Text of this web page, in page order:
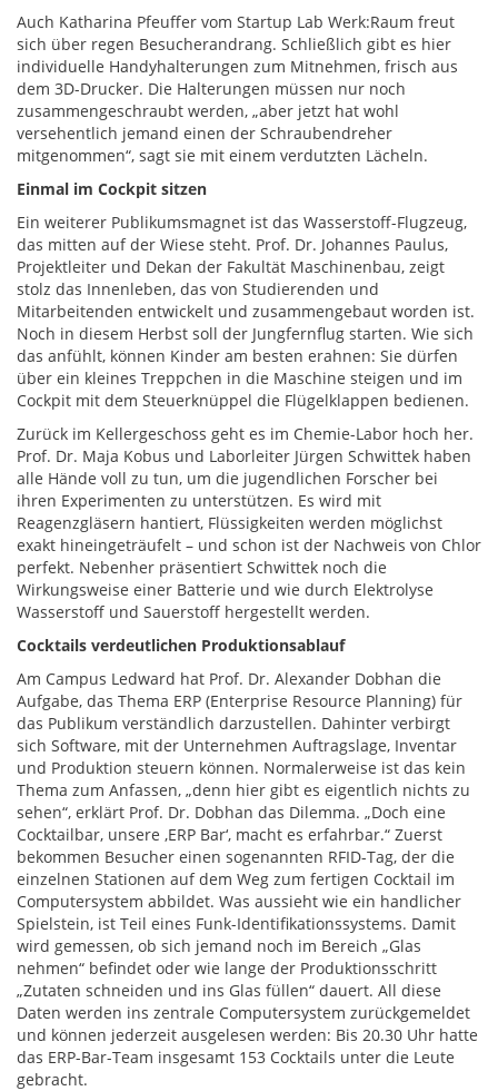
Auch Katharina Pfeuffer vom Startup Lab Werk:Raum freut
sich über regen Besucherandrang. Schließlich gibt es hier
individuelle Handyhalterungen zum Mitnehmen, frisch aus
dem 3D-Drucker. Die Halterungen müssen nur noch
zusammengeschraubt werden, „aber jetzt hat wohl
versehentlich jemand einen der Schraubendreher
mitgenommen“, sagt sie mit einem verdutzten Lächeln.
Einmal im Cockpit sitzen
Ein weiterer Publikumsmagnet ist das Wasserstoff-Flugzeug,
das mitten auf der Wiese steht. Prof. Dr. Johannes Paulus,
Projektleiter und Dekan der Fakultät Maschinenbau, zeigt
stolz das Innenleben, das von Studierenden und
Mitarbeitenden entwickelt und zusammengebaut worden ist.
Noch in diesem Herbst soll der Jungfernflug starten. Wie sich
das anfühlt, können Kinder am besten erahnen: Sie dürfen
über ein kleines Treppchen in die Maschine steigen und im
Cockpit mit dem Steuerknüppel die Flügelklappen bedienen.
Zurück im Kellergeschoss geht es im Chemie-Labor hoch her.
Prof. Dr. Maja Kobus und Laborleiter Jürgen Schwittek haben
alle Hände voll zu tun, um die jugendlichen Forscher bei
ihren Experimenten zu unterstützen. Es wird mit
Reagenzgläsern hantiert, Flüssigkeiten werden möglichst
exakt hineingeträufelt – und schon ist der Nachweis von Chlor
perfekt. Nebenher präsentiert Schwittek noch die
Wirkungsweise einer Batterie und wie durch Elektrolyse
Wasserstoff und Sauerstoff hergestellt werden.
Cocktails verdeutlichen Produktionsablauf
Am Campus Ledward hat Prof. Dr. Alexander Dobhan die
Aufgabe, das Thema ERP (Enterprise Resource Planning) für
das Publikum verständlich darzustellen. Dahinter verbirgt
sich Software, mit der Unternehmen Auftragslage, Inventar
und Produktion steuern können. Normalerweise ist das kein
Thema zum Anfassen, „denn hier gibt es eigentlich nichts zu
sehen“, erklärt Prof. Dr. Dobhan das Dilemma. „Doch eine
Cocktailbar, unsere ,ERP Bar‘, macht es erfahrbar.“ Zuerst
bekommen Besucher einen sogenannten RFID-Tag, der die
einzelnen Stationen auf dem Weg zum fertigen Cocktail im
Computersystem abbildet. Was aussieht wie ein handlicher
Spielstein, ist Teil eines Funk-Identifikationssystems. Damit
wird gemessen, ob sich jemand noch im Bereich „Glas
nehmen“ befindet oder wie lange der Produktionsschritt
„Zutaten schneiden und ins Glas füllen“ dauert. All diese
Daten werden ins zentrale Computersystem zurückgemeldet
und können jederzeit ausgelesen werden: Bis 20.30 Uhr hatte
das ERP-Bar-Team insgesamt 153 Cocktails unter die Leute
gebracht.